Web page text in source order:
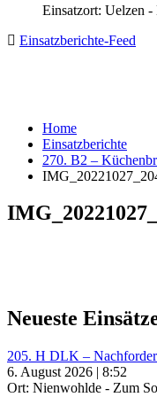
Einsatzort: Uelzen -
Einsatzberichte-Feed
Home
Einsatzberichte
270. B2 –
Neueste
205. H DLK –
6. August 2026 | 8:52
Ort: Nienwohlde - Zum